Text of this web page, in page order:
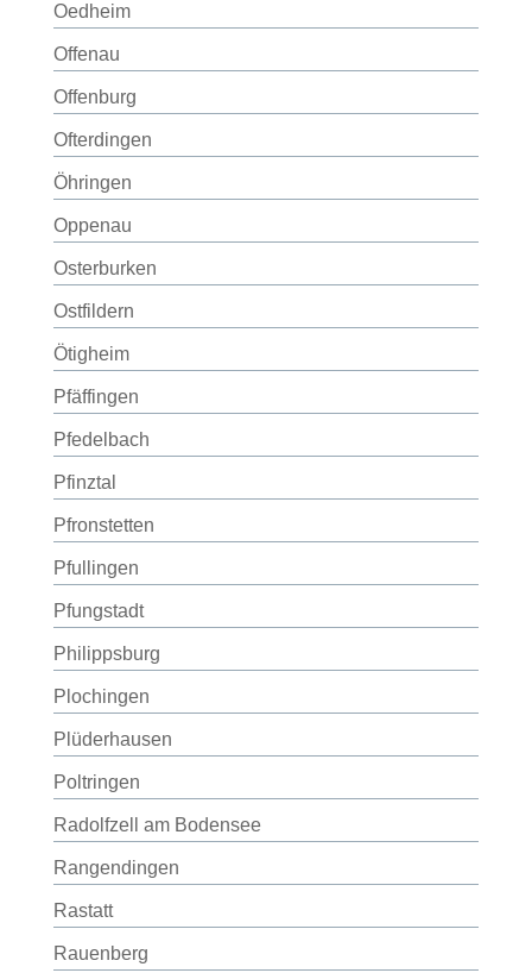
Oedheim
Offenau
Offenburg
Ofterdingen
Öhringen
Oppenau
Osterburken
Ostfildern
Ötigheim
Pfäffingen
Pfedelbach
Pfinztal
Pfronstetten
Pfullingen
Pfungstadt
Philippsburg
Plochingen
Plüderhausen
Poltringen
Radolfzell am Bodensee
Rangendingen
Rastatt
Rauenberg